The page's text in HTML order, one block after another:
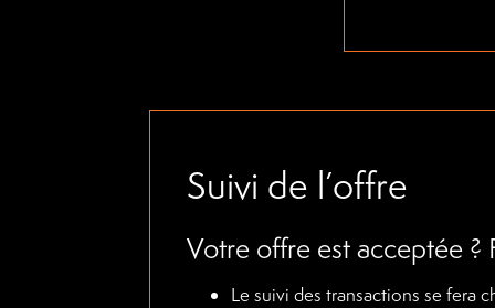
Suivi de l’offre
Votre offre est acceptée ?
Le suivi des transactions se fera